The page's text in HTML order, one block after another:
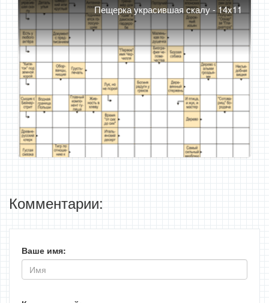
Пещерка украсившая скалу - 14x11
Комментарии:
Ваше имя: